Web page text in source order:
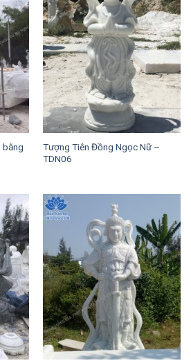
bằng
Tượng Tiên Đồng Ngọc Nữ –
TDN06